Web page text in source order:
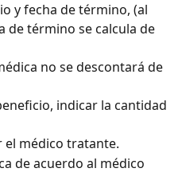
y fecha de término, (al
de término se calcula de
no se descontará de
indicar la cantidad
el médico tratante.
de acuerdo al médico